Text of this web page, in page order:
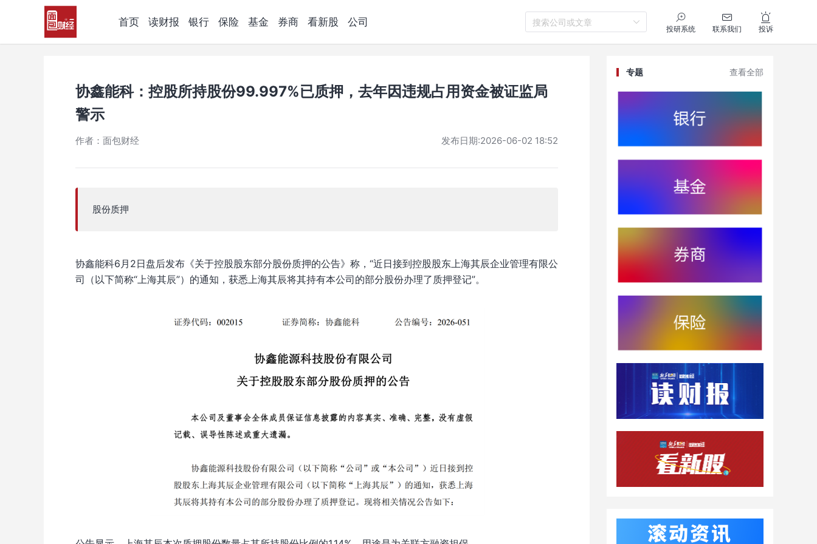
首页 读财报 银行 保险 基金 券商 看新股 公司 搜索公司或文章
投研系统 联系我们 投诉
协鑫能科：控股所持股份99.997%已质押，去年因违规占用资金被证监局
警示
作者：面包财经 发布日期:2026-06-02 18:52
股份质押
协鑫能科6月2日盘后发布《关于控股股东部分股份质押的公告》称，“近日接到控股股东上海其辰企业管理有限公
司（以下简称“上海其辰”）的通知，获悉上海其辰将其持有本公司的部分股份办理了质押登记”。
专题 查看全部